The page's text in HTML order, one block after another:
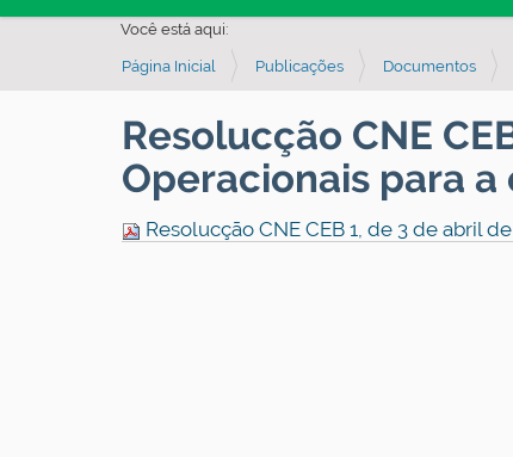
g
Você está aqui:
Página Inicial Publicações Documentos
Resolucção CNE
Operacionais para
Resolucção CNE CEB 1, de 3 de abril